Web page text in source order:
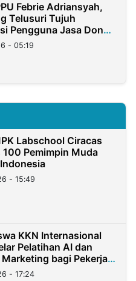
Febrie Adriansyah,
Telusuri Tujuh
Pengguna Jasa Don
- 05:19
Labschool Ciracas
100 Pemimpin Muda
- 15:49
KKN Internasional
Pelatihan AI dan
bagi Pekerja
di Taiwan
- 17:24